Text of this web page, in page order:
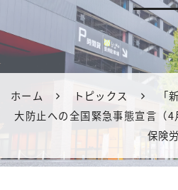
ホーム トピックス
「
大防止への全国緊急事態宣言（
保険